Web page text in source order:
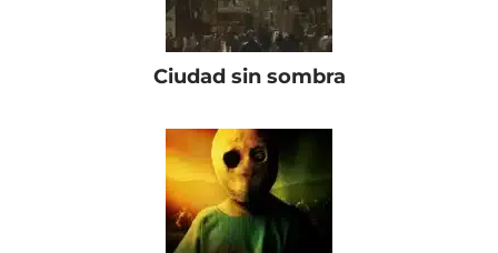
Ciudad sin sombra